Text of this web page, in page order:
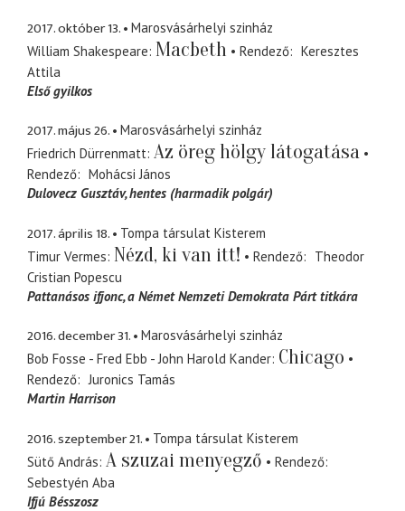
2017. október 13.
Marosvásárhelyi szinház
William Shakespeare Macbeth Rendező
Keresztes
Attila
Első gyilkos
2017. május 26.
Marosvásárhelyi szinház
Friedrich Dürrenmatt Az öreg hölgy látogatása
Rendező
Mohácsi János
Dulovecz Gusztáv hentes (harmadik polgár)
2017. április 18.
Tompa társulat Kisterem
Timur Vermes Nézd, ki van itt! Rendező
Theodor
Cristian Popescu
Pattanásos ifjonc a Német Nemzeti Demokrata Párt titkára
2016. december 31.
Marosvásárhelyi szinház
Bob Fosse - Fred Ebb - John Harold Kander Chicago
Rendező
Juronics Tamás
Martin Harrison
2016. szeptember 21.
Tompa társulat Kisterem
Sütő András A szuzai menyegző
Rendező
Sebestyén Aba
Ifjú Bésszosz